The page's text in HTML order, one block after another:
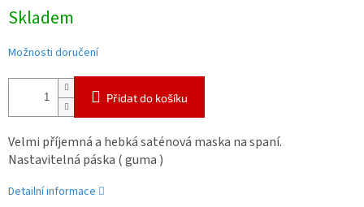
cena:
Skladem
Možnosti doručení
Přidat do košíku
Velmi příjemná a hebká saténová maska na spaní.
Nastavitelná páska ( guma )
Detailní informace